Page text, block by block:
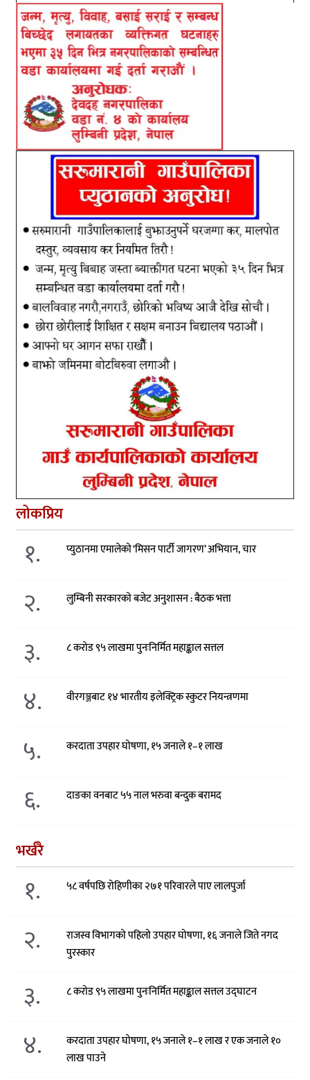
लोकप्रिय
१. प्युठानमा एमालेको ‘मिसन पार्टी जागरण’ अभियान, चार
२. लुम्बिनी सरकारको बजेट अनुशासन : बैठक भत्ता
३. ८ करोड ९५ लाखमा पुनःनिर्मित महाङ्काल सत्तल
४. वीरगञ्जबाट १४ भारतीय इलेक्ट्रिक स्कुटर नियन्त्रणमा
५. करदाता उपहार घोषणा, १५ जनाले १–१ लाख
६. दाङका वनबाट ५५ नाल भरुवा बन्दुक बरामद
भर्खरै
१. ५८ वर्षपछि रोहिणीका २७१ परिवारले पाए लालपुर्जा
२.
राजस्व विभागको पहिलो उपहार घोषणा, १६ जनाले जिते नगद
पुरस्कार
३. ८ करोड ९५ लाखमा पुनःनिर्मित महाङ्काल सत्तल उद्घाटन
४.
करदाता उपहार घोषणा, १५ जनाले १–१ लाख र एक जनाले १०
लाख पाउने